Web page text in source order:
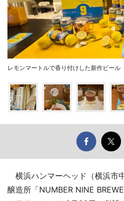
レモンマートルで香り付けした新作ビール
横浜ハンマーヘッド（横浜市
醸造所「NUMBER NINE